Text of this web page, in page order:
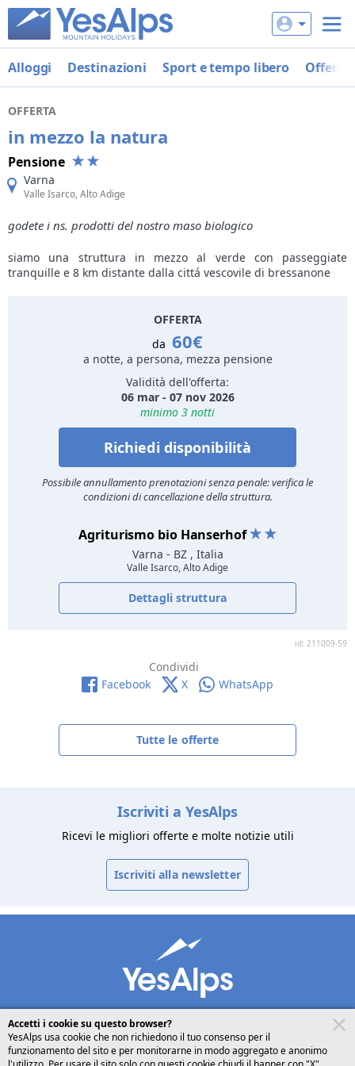
Alloggi Destinazioni Sport e tempo libero Offerte
OFFERTA
in mezzo la natura
Pensione
Varna
Valle Isarco, Alto Adige
godete i ns. prodotti del nostro maso biologico
siamo una struttura in mezzo al verde con passeggiate
tranquille e 8 km distante dalla cittá vescovile di bressanone
OFFERTA
da 60€
a notte, a persona, mezza pensione
Validità dell'offerta:
06 mar - 07 nov 2026
minimo 3 notti
Richiedi disponibilità
Possibile annullamento prenotazioni senza penale: verifica le
condizioni di cancellazione della struttura.
Agriturismo bio Hanserhof
Varna - BZ , Italia
Valle Isarco, Alto Adige
Dettagli struttura
id: 211009-59
Condividi
Facebook
X WhatsApp
Tutte le offerte
Iscriviti a YesAlps
Ricevi le migliori offerte e molte notizie utili
Iscriviti alla newsletter
desktop seguici su condividi
Accetti i cookie su questo browser?
YesAlps usa cookie che non richiedono il tuo consenso per il
funzionamento del sito e per monitorarne in modo aggregato e anonimo